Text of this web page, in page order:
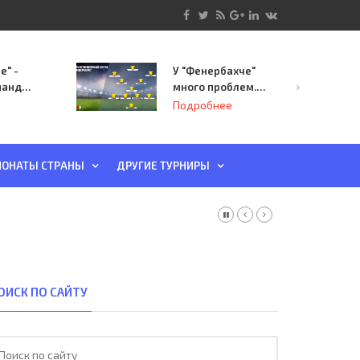
-
У "Фенербахче"
много проблем.
Но он опасен для
Подробнее
СТРАНЫ ДРУГИЕ ТУРНИРЫ
ПО САЙТУ